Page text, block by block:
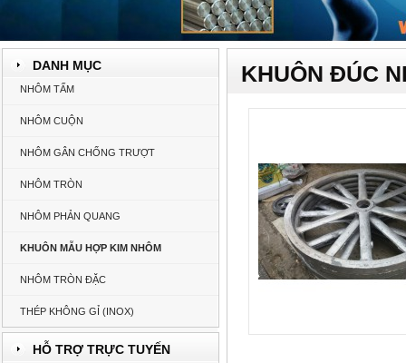
DANH MỤC
NHÔM TẤM
NHÔM CUỘN
NHÔM GÂN CHỐNG TRƯỢT
NHÔM TRÒN
NHÔM PHẢN QUANG
KHUÔN MẪU HỢP KIM NHÔM
NHÔM TRÒN ĐẶC
THÉP KHÔNG GỈ (INOX)
HỖ TRỢ TRỰC TUYẾN
KHUÔN ĐÚC